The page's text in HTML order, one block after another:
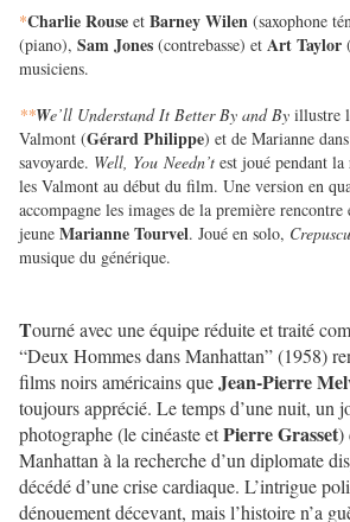
*Charlie Rouse et Barney Wilen (saxophone
(piano), Sam Jones (contrebasse) et Art Taylor
musiciens.
**We’ll Understand It Better By and By illustre
Valmont (Gérard Philippe) et de Marianne
savoyarde. Well, You Needn’t est joué pendant
les Valmont au début du film. Une version en
accompagne les images de la première
jeune Marianne Tourvel. Joué en solo,
musique du générique.
Tourné avec une équipe réduite et traité
“Deux Hommes dans Manhattan” (1958)
films noirs américains queJean-Pierre
toujours apprécié. Le temps d’une nuit, un
photographe (le cinéaste etPierre Grasset)
Manhattan à la recherche d’un diplomate
décédé d’une crise cardiaque. L’intrigue
dénouement décevant, mais l’histoire n’a